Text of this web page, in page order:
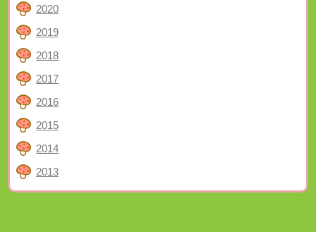
2020
2019
2018
2017
2016
2015
2014
2013